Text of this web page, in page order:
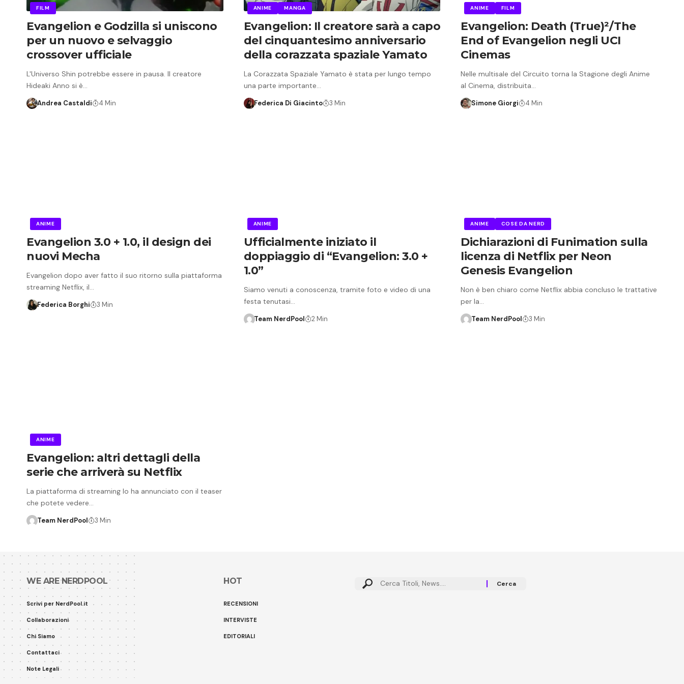
FILM
Evangelion e Godzilla si uniscono
per un nuovo e selvaggio
crossover ufficiale
L'Universo Shin potrebbe essere in pausa. Il creatore
Hideaki Anno si è…
Andrea Castaldi 4 Min
ANIME MANGA
Evangelion: Il creatore sarà a capo
del cinquantesimo anniversario
della corazzata spaziale Yamato
La Corazzata Spaziale Yamato è stata per lungo tempo
una parte importante…
Federica Di Giacinto 3 Min
ANIME FILM
Evangelion: Death (True)²/The
End of Evangelion negli UCI
Cinemas
Nelle multisale del Circuito torna la Stagione degli Anime
al Cinema, distribuita…
Simone Giorgi 4 Min
ANIME
Evangelion 3.0 + 1.0, il design dei
nuovi Mecha
Evangelion dopo aver fatto il suo ritorno sulla piattaforma
streaming Netflix, il…
Federica Borghi 3 Min
ANIME
Ufficialmente iniziato il
doppiaggio di “Evangelion: 3.0 +
1.0”
Siamo venuti a conoscenza, tramite foto e video di una
festa tenutasi…
Team NerdPool 2 Min
ANIME COSE DA NERD
Dichiarazioni di Funimation sulla
licenza di Netflix per Neon
Genesis Evangelion
Non è ben chiaro come Netflix abbia concluso le trattative
per la…
Team NerdPool 3 Min
ANIME
Evangelion: altri dettagli della
serie che arriverà su Netflix
La piattaforma di streaming lo ha annunciato con il teaser
che potete vedere…
Team NerdPool 3 Min
WE ARE NERDPOOL
Scrivi per NerdPool.it
Collaborazioni
Chi Siamo
Contattaci
Note Legali
HOT
RECENSIONI
INTERVISTE
EDITORIALI
Cerca: